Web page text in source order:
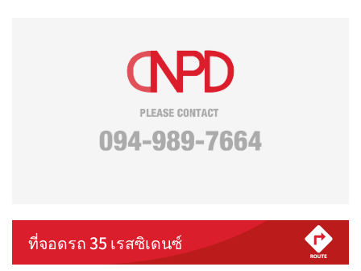
ที่จอดรถ 35 เรสซิเดนซ์